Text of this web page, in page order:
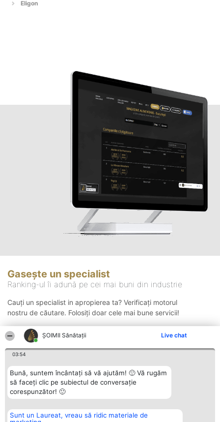
ŞOIMII Sănătații Live chat
03:54
Bună, suntem încântați să vă ajutăm! 🙂 Vă rugăm
să faceți clic pe subiectul de conversație
corespunzător! 🙂
Sunt un Laureat, vreau să ridic materiale de
Eligon
Gasește un specialist
Ranking-ul îi adună pe cei mai buni din industrie
Cauți un specialist in apropierea ta? Verificați motorul
nostru de căutare. Folosiți doar cele mai bune servicii!
Organizator Ranking Plebiscyt Contact